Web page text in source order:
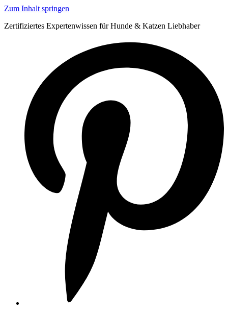
Zum Inhalt springen
Zertifiziertes Expertenwissen für Hunde & Katzen Liebhaber